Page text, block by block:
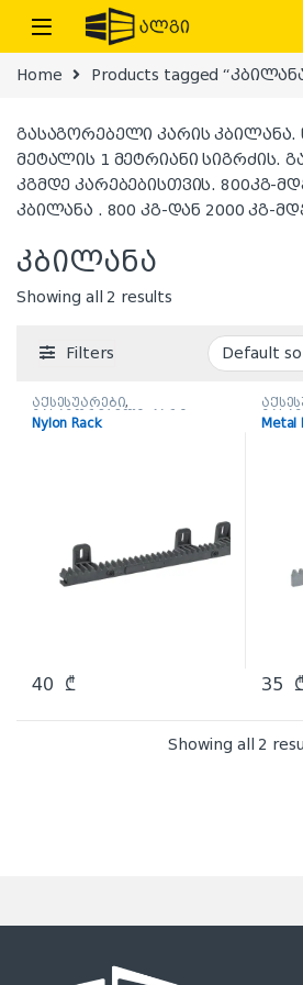
Skip to navigation
Skip to content
Home Products tagged
გასაგორებელი კარის
მეტალის 1 მეტრიანი სიგრძის.
კგმდე კარებებისთვის. 800კგ-
კბილანა . 800 კგ-დან 2000 კგ-
კბილანა
Showing all 2 results
Filters
აქსესუარები,
გასაგორებელი კარი
კბილანა
Nylon Rack
40 ₾
Metal
35 ₾
Showing all 2